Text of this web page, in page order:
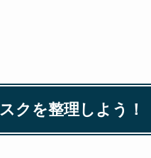
クを整理しよう！